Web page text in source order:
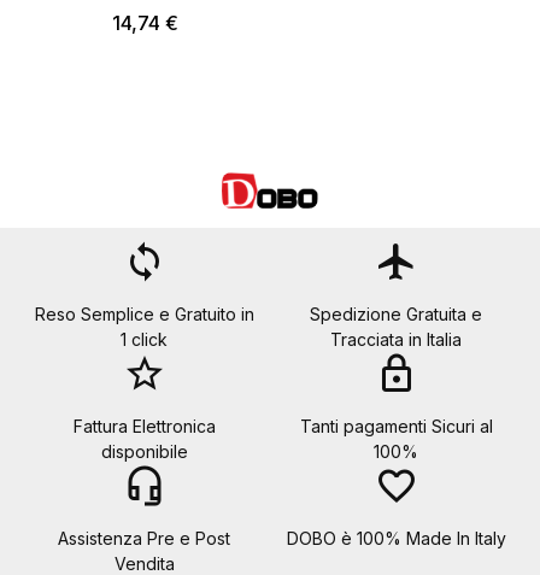
14,74 €
loop
Reso Semplice e Gratuito in
1 click
flight
Spedizione Gratuita e
Tracciata in Italia
star_border
Fattura Elettronica
disponibile
lock
Tanti pagamenti Sicuri al
100%
headset_mic
Assistenza Pre e Post
Vendita
favorite_border
DOBO è 100% Made In Italy